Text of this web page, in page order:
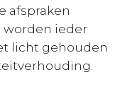
afspraken
worden ieder
licht gehouden